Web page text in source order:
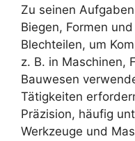
Zu seinen
Biegen, Formen
Blechteilen, um
z. B. in Maschinen,
Bauwesen
Tätigkeiten
Präzision, häufig
Werkzeuge und